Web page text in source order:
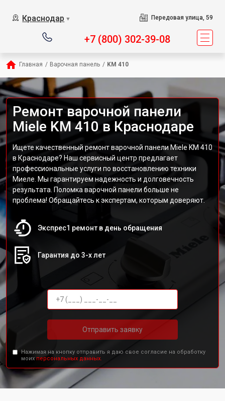
Краснодар ▼ Передовая улица, 59
+7 (800) 302-39-08
Главная / Варочная панель / KM 410
Ремонт варочной панели
Miele KM 410 в Краснодаре
Ищете качественный ремонт варочной панели Miele KM 410
в Краснодаре? Наш сервисный центр предлагает
профессиональные услуги по восстановлению техники
Миеле. Мы гарантируем надежность и долговечность
результата. Поломка варочной панели больше не
проблема! Обращайтесь к экспертам, которым доверяют.
Экспрес1 ремонт в день обращения
Гарантия до 3-х лет
Отправить заявку
Нажимая на кнопку отправить я даю свое согласие на обработку
моихперсональных данных.